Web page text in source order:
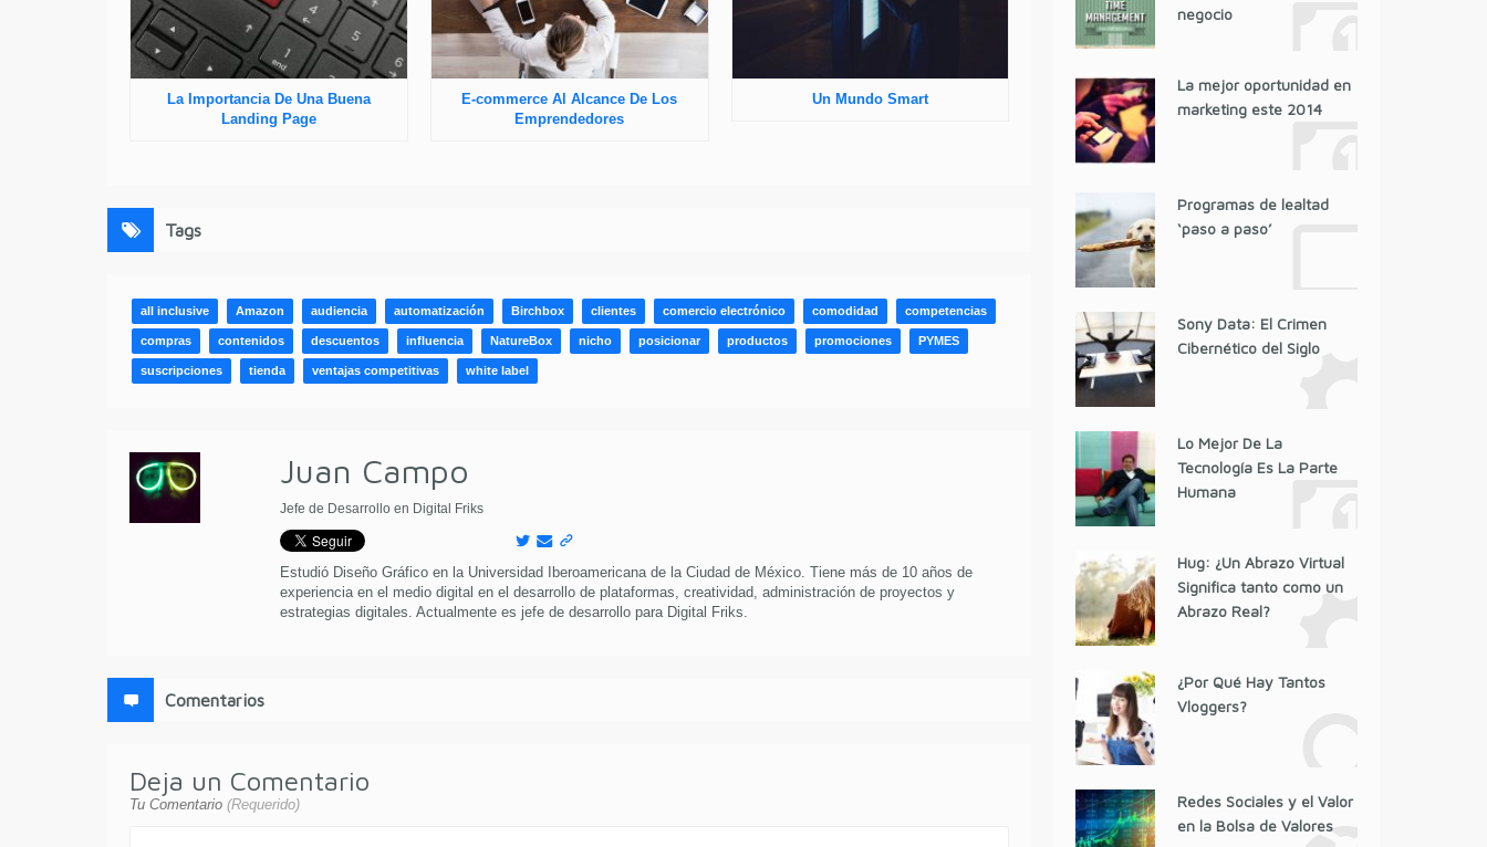
La Importancia De Una Buena
Landing Page
E-commerce Al Alcance De Los
Emprendedores
Un Mundo Smart
Tags
all inclusive Amazon audiencia automatización Birchbox clientes comercio electrónico comodidad competencias
compras contenidos descuentos influencia NatureBox nicho posicionar productos promociones PYMES
suscripciones tienda ventajas competitivas white label
Juan Campo
Jefe de Desarrollo en Digital Friks
Estudió Diseño Gráfico en la Universidad Iberoamericana de la Ciudad de México. Tiene más de 10 años de
experiencia en el medio digital en el desarrollo de plataformas, creatividad, administración de proyectos y
estrategias digitales. Actualmente es jefe de desarrollo para Digital Friks.
Comentarios
Deja un Comentario
Tu Comentario (Requerido)
negocio
La mejor oportunidad en
marketing este 2014
Programas de lealtad
‘paso a paso’
Sony Data: El Crimen
Cibernético del Siglo
Lo Mejor De La
Tecnología Es La Parte
Humana
Hug: ¿Un Abrazo Virtual
Significa tanto como un
Abrazo Real?
¿Por Qué Hay Tantos
Vloggers?
Redes Sociales y el Valor
en la Bolsa de Valores